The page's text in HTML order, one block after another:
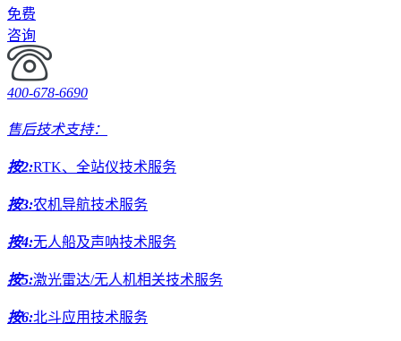
免费
咨询
400-678-6690
售后技术支持：
按2:RTK、全站仪技术服务
按3:农机导航技术服务
按4:无人船及声呐技术服务
按5:激光雷达/无人机相关技术服务
按6:北斗应用技术服务